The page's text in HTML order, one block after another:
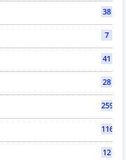
38
7
41
28
2595
116
12